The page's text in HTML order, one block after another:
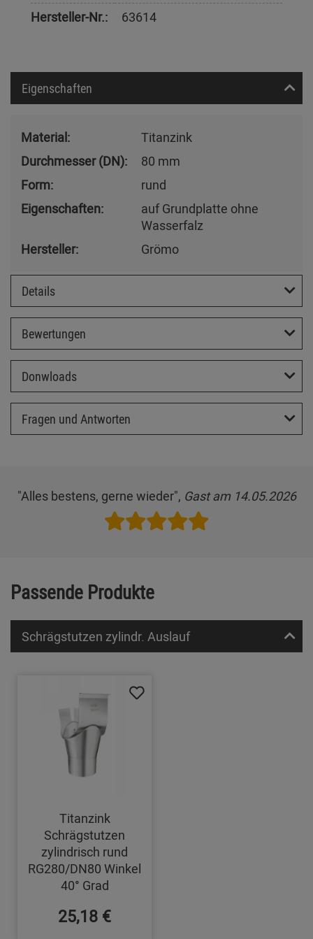
Hersteller-Nr.: 63614
Eigenschaften
Material:
Titanzink
Durchmesser (DN):
80 mm
Form:
rund
Eigenschaften:
auf Grundplatte ohne
Wasserfalz
Hersteller:
Grömo
Details
Bewertungen
Donwloads
Fragen und Antworten
"Alles bestens, gerne wieder", Gast am 14.05.2026
Passende Produkte
Schrägstutzen zylindr. Auslauf
Titanzink
Schrägstutzen
zylindrisch rund
RG280/DN80 Winkel
40° Grad
25,18 €